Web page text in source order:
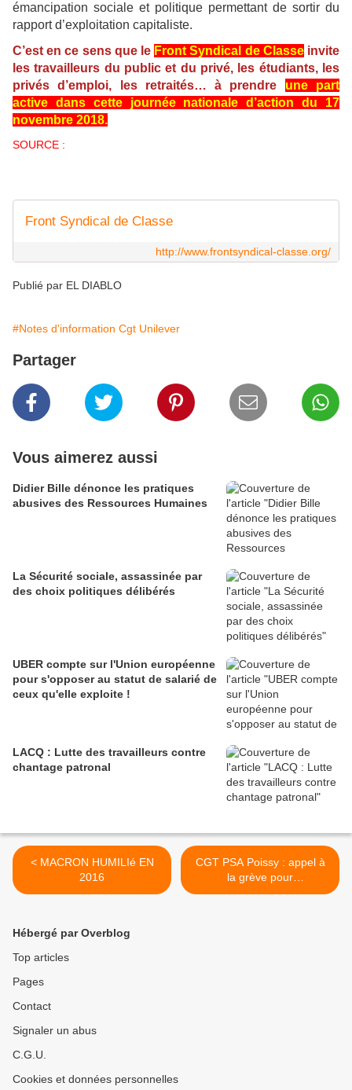
émancipation sociale et politique permettant de sortir du
rapport d’exploitation capitaliste.
C’est en ce sens que le Front Syndical de Classeinvite
les travailleurs du public et du privé, les étudiants, les
privés d’emploi, les retraités… à prendre une part
active dans cette journée nationale d’action du 17
novembre 2018.
SOURCE :
Front Syndical de Classe
http://www.frontsyndical-classe.org/
Publié par EL DIABLO
#Notes d'information Cgt Unilever
Partager
Vous aimerez aussi
Didier Bille dénonce les pratiques
abusives des Ressources Humaines
La Sécurité sociale, assassinée par
des choix politiques délibérés
UBER compte sur l'Union européenne
pour s'opposer au statut de salarié de
ceux qu'elle exploite !
LACQ : Lutte des travailleurs contre
chantage patronal
< MACRON HUMILIé EN
2016
CGT PSA Poissy : appel à
la grève pour
l'augmentation des salaires
Hébergé par Overblog
Top articles
Pages
Contact
Signaler un abus
C.G.U.
Cookies et données personnelles